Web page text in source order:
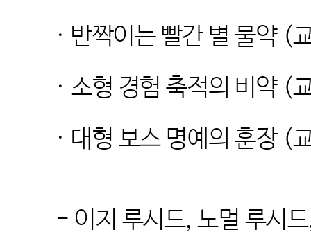
· 반짝이는 빨간 별 물약(
·소형 경험 축적의 비약(
· 대형 보스 명예의 훈장(
- 이지 루시드,노멀 루시드